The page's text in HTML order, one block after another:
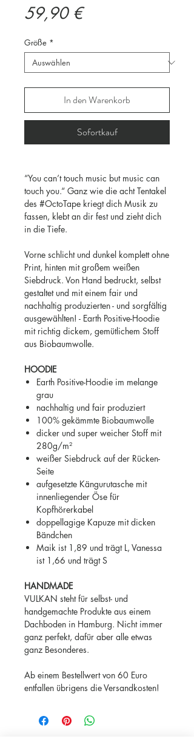
59,90 €Preis
Größe *
In den Warenkorb
Sofortkauf
“You can’t touch music but music can
touch you.“ Ganz wie die acht Tentakel
des #OctoTape kriegt dich Musik zu
fassen, klebt an dir fest und zieht dich
in die Tiefe.
Vorne schlicht und dunkel komplett ohne
Print, hinten mit großem weißen
Siebdruck. Von Hand bedruckt, selbst
gestaltet und mit einem fair und
nachhaltig produzierten - und sorgfältig
ausgewählten! - Earth Positive-Hoodie
mit richtig dickem, gemütlichem Stoff
aus Biobaumwolle.
HOODIE
Earth Positive-Hoodie im melange
grau
nachhaltig und fair produziert
100% gekämmte Biobaumwolle
dicker und super weicher Stoff mit
280g/m²
weißer Siebdruck auf der Rücken-
Seite
aufgesetzte Kängurutasche mit
innenliegender Öse für
Kopfhörerkabel
doppellagige Kapuze mit dicken
Bändchen
Maik ist 1,89 und trägt L, Vanessa
ist 1,66 und trägt S
HANDMADE
VULKAN steht für selbst- und
handgemachte Produkte aus einem
Dachboden in Hamburg. Nicht immer
ganz perfekt, dafür aber alle etwas
ganz Besonderes.
Ab einem Bestellwert von 60 Euro
entfallen übrigens die Versandkosten!